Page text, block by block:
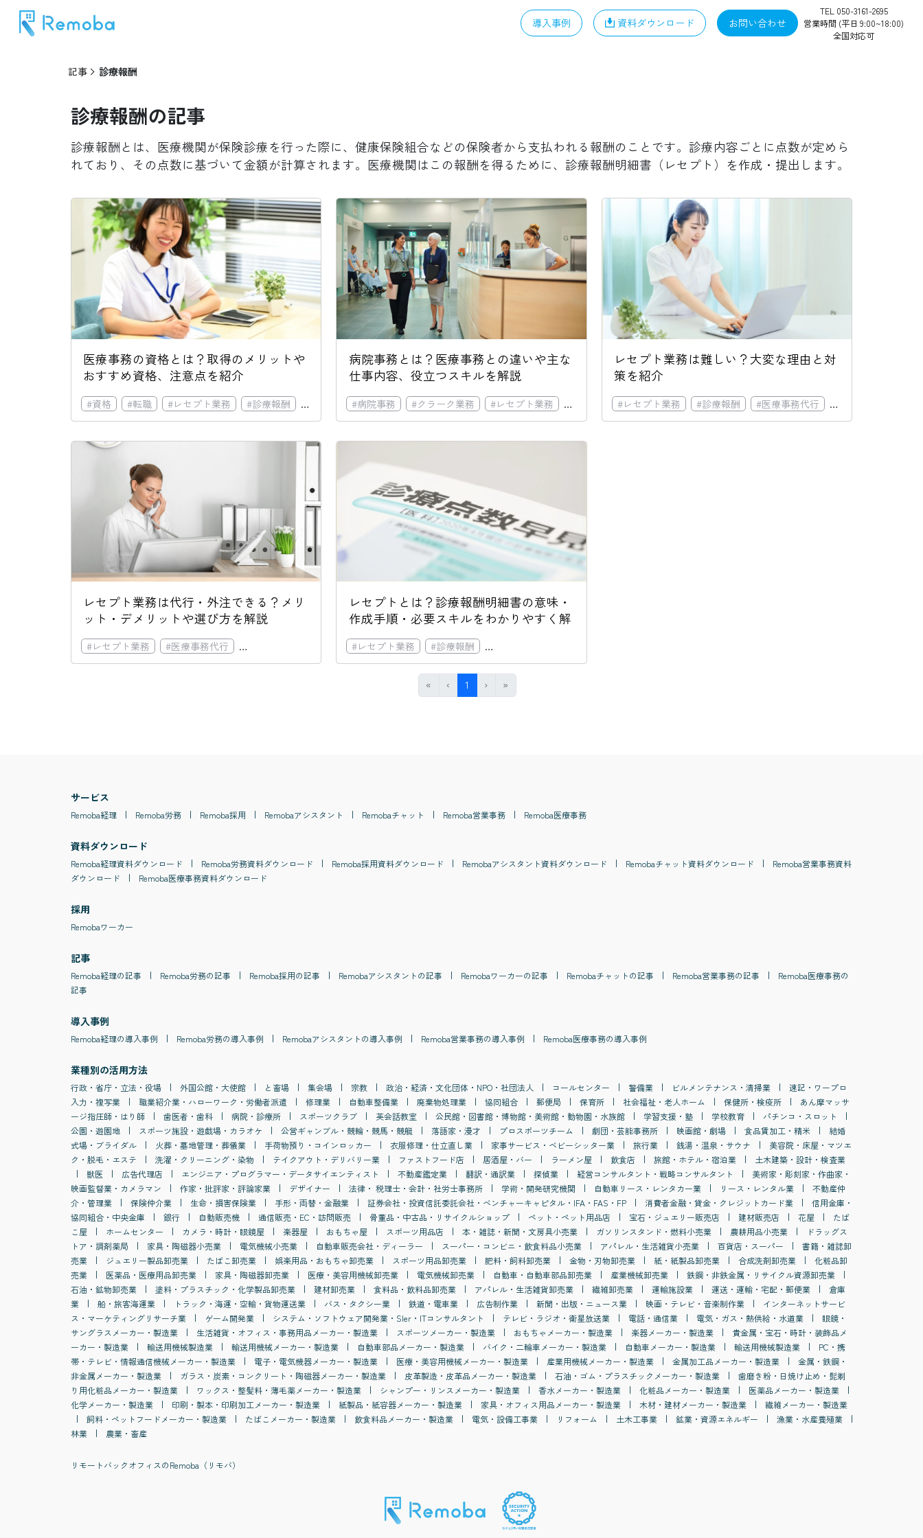
導入事例 資料ダウンロード お問い合わせ
TEL 050-3161-2695
営業時間 (平日 9:00~18:00)
全国対応可
記事 診療報酬
診療報酬の記事
診療報酬とは、医療機関が保険診療を行った際に、健康保険組合などの保険者から支払われる報酬のことです。診療内容ごとに点数が定めら
れており、その点数に基づいて金額が計算されます。医療機関はこの報酬を得るために、診療報酬明細書（レセプト）を作成・提出します。
医療事務の資格とは？取得のメリットや
おすすめ資格、注意点を紹介
#資格 #転職 #レセプト業務 #診療報酬 # クラーク業務 #資格手当
病院事務とは？医療事務との違いや主な
仕事内容、役立つスキルを解説
#病院事務 #クラーク業務 #レセプト業務 # 診療報酬 #人手不足
レセプト業務は難しい？大変な理由と対
策を紹介
#レセプト業務 #診療報酬 #医療事務代行 #
レセプト業務は代行・外注できる？メリ
ット・デメリットや選び方を解説
#レセプト業務 #医療事務代行 # 診療報酬 # 人手不足 #離職率
レセプトとは？診療報酬明細書の意味・
作成手順・必要スキルをわかりやすく解
説
#レセプト業務 #診療報酬 #
« First‹ Previous
1 (current)
›Next
»
サービス
Remoba経理 Remoba労務 Remoba採用 Remobaアシスタント Remobaチャット Remoba営業事務 Remoba医療事務
資料ダウンロード
Remoba経理資料ダウンロード Remoba労務資料ダウンロード Remoba採用資料ダウンロード Remobaアシスタント資料ダウンロード Remobaチャット資料ダウンロード Remoba営業事務資料
ダウンロード
Remoba医療事務資料ダウンロード
採用
Remobaワーカー
記事
Remoba経理の記事 Remoba労務の記事 Remoba採用の記事 Remobaアシスタントの記事 Remobaワーカーの記事 Remobaチャットの記事 Remoba営業事務の記事 Remoba医療事務の
記事
導入事例
Remoba経理の導入事例 Remoba労務の導入事例 Remobaアシスタントの導入事例 Remoba営業事務の導入事例 Remoba医療事務の導入事例
業種別の活用方法
行政・省庁・立法・役場 外国公館・大使館 と畜場 集会場 宗教 政治・経済・文化団体・NPO・社団法人 コールセンター 警備業 ビルメンテナンス・清掃業
速記・ワープロ
入力・複写業
職業紹介業・ハローワーク・労働者派遣 修理業 自動車整備業 廃棄物処理業 協同組合 郵便局 保育所 社会福祉・老人ホーム 保健所・検疫所
あん摩マッサ
ージ指圧師・はり師
歯医者・歯科 病院・診療所 スポーツクラブ 英会話教室 公民館・図書館・博物館・美術館・動物園・水族館 学習支援・塾 学校教育
パチンコ・スロット
公園・遊園地
スポーツ施設・遊戯場・カラオケ 公営ギャンブル・競輪・競馬・競艇 落語家・漫才 プロスポーツチーム 劇団・芸能事務所 映画館・劇場 食品賃加工・精米
結婚
式場・ブライダル
火葬・墓地管理・葬儀業 手荷物預り・コインロッカー 衣服修理・仕立直し業 家事サービス・ベビーシッター業 旅行業 銭湯・温泉・サウナ
美容院・床屋・マツエ
ク・脱毛・エステ
洗濯・クリーニング・染物 テイクアウト・デリバリー業 ファストフード店 居酒屋・バー ラーメン屋 飲食店 旅館・ホテル・宿泊業
土木建築・設計・検査業
獣医
広告代理店 エンジニア・プログラマー・データサイエンティスト 不動産鑑定業 翻訳・通訳業 探偵業 経営コンサルタント・戦略コンサルタント
美術家・彫刻家・作曲家・
映画監督業・カメラマン
作家・批評家・評論家業 デザイナー 法律・ 税理士・会計・社労士事務所 学術・開発研究機関 自動車リース・レンタカー業 リース・レンタル業
不動産仲
介・管理業
保険仲介業 生命・損害保険業 手形・両替・金融業 証券会社・投資信託委託会社・ベンチャーキャピタル・IFA・FAS・FP 消費者金融・貸金・クレジットカード業
信用金庫・
協同組合・中央金庫
銀行 自動販売機 通信販売・EC・訪問販売 骨董品・中古品・リサイクルショップ ペット・ペット用品店 宝石・ジュエリー販売店 建材販売店 花屋
たば
こ屋
ホームセンター カメラ・時計・眼鏡屋 楽器屋 おもちゃ屋 スポーツ用品店 本・雑誌・新聞・文房具小売業 ガソリンスタンド・燃料小売業 農耕用品小売業
ドラッグス
トア・調剤薬局
家具・陶磁器小売業 電気機械小売業 自動車販売会社・ディーラー スーパー・コンビニ・飲食料品小売業 アパレル・生活雑貨小売業 百貨店・スーパー
書籍・雑誌卸
売業
ジュエリー製品卸売業 たばこ卸売業 娯楽用品・おもちゃ卸売業 スポーツ用品卸売業 肥料・飼料卸売業 金物・刃物卸売業 紙・紙製品卸売業 合成洗剤卸売業
化粧品卸
売業
医薬品・医療用品卸売業 家具・陶磁器卸売業 医療・美容用機械卸売業 電気機械卸売業 自動車・自動車部品卸売業 産業機械卸売業
鉄鋼・非鉄金属・リサイクル資源卸売業
石油・鉱物卸売業
塗料・プラスチック・化学製品卸売業 建材卸売業 食料品・飲料品卸売業 アパレル・生活雑貨卸売業 繊維卸売業 運輸施設業 運送・運輸・宅配・郵便業
倉庫
業
船・旅客海運業 トラック・海運・空輸・貨物運送業 バス・タクシー業 鉄道・電車業 広告制作業 新聞・出版・ニュース業 映画・テレビ・音楽制作業
インターネットサービ
ス・マーケティングリサーチ業
ゲーム開発業 システム・ソフトウェア開発業・SIer・ITコンサルタント テレビ・ラジオ・衛星放送業 電話・通信業 電気・ガス・熱供給・水道業
眼鏡・
サングラスメーカー・製造業
生活雑貨・オフィス・事務用品メーカー・製造業 スポーツメーカー・製造業 おもちゃメーカー・製造業 楽器メーカー・製造業
貴金属・宝石・時計・装飾品メ
ーカー・製造業
輸送用機械製造業 輸送用機械メーカー・製造業 自動車部品メーカー・製造業 バイク・二輪車メーカー・製造業 自動車メーカー・製造業 輸送用機械製造業
PC・携
帯・テレビ・情報通信機械メーカー・製造業
電子・電気機器メーカー・製造業 医療・美容用機械メーカー・製造業 産業用機械メーカー・製造業 金属加工品メーカー・製造業
金属・鉄鋼・
非金属メーカー・製造業
ガラス・炭素・コンクリート・陶磁器メーカー・製造業 皮革製造・皮革品メーカー・製造業 石油・ゴム・プラスチックメーカー・製造業
歯磨き粉・日焼け止め・髭剃
り用化粧品メーカー・製造業
ワックス・整髪料・薄毛薬メーカー・製造業 シャンプー・リンスメーカー・製造業 香水メーカー・製造業 化粧品メーカー・製造業
医薬品メーカー・製造業
化学メーカー・製造業
印刷・製本・印刷加工メーカー・製造業 紙製品・紙容器メーカー・製造業 家具・オフィス用品メーカー・製造業 木材・建材メーカー・製造業
繊維メーカー・製造業
飼料・ペットフードメーカー・製造業
たばこメーカー・製造業 飲食料品メーカー・製造業 電気・設備工事業 リフォーム 土木工事業 鉱業・資源エネルギー
漁業・水産養殖業
林業
農業・畜産
リモートバックオフィスのRemoba（リモバ）